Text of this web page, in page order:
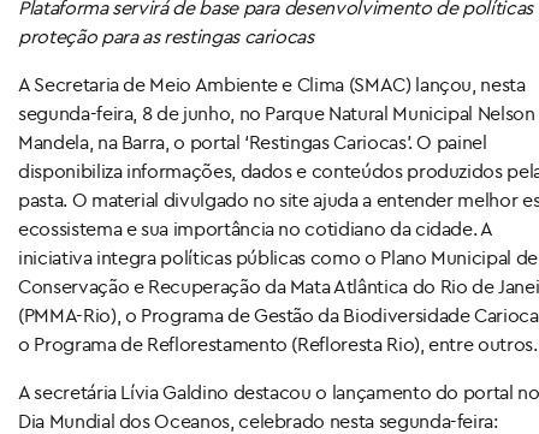
Plataforma servirá de base para desenvolvimento de políticas
proteção para as restingas cariocas
A Secretaria de Meio Ambiente e Clima (SMAC) lançou, nesta
segunda-feira, 8 de junho, no Parque Natural Municipal Nelson
Mandela, na Barra, o portal ‘Restingas Cariocas’. O painel
disponibiliza informações, dados e conteúdos produzidos
pasta. O material divulgado no site ajuda a entender melhor
ecossistema e sua importância no cotidiano da cidade. A
iniciativa integra políticas públicas como o Plano Municipal de
Conservação e Recuperação da Mata Atlântica do Rio de
(PMMA-Rio), o Programa de Gestão da Biodiversidade
o Programa de Reflorestamento (Refloresta Rio), entre outros.
A secretária Lívia Galdino destacou o lançamento do portal no
Dia Mundial dos Oceanos, celebrado nesta segunda-feira: